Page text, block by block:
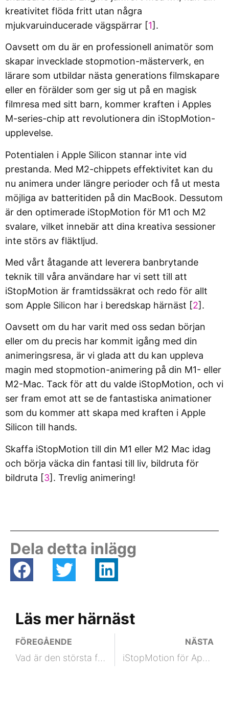
kreativitet flöda fritt utan några
mjukvaruinducerade vägspärrar [1].
Oavsett om du är en professionell animatör som
skapar invecklade stopmotion-mästerverk, en
lärare som utbildar nästa generations filmskapare
eller en förälder som ger sig ut på en magisk
filmresa med sitt barn, kommer kraften i Apples
M-series-chip att revolutionera din iStopMotion-
upplevelse.
Potentialen i Apple Silicon stannar inte vid
prestanda. Med M2-chippets effektivitet kan du
nu animera under längre perioder och få ut mesta
möjliga av batteritiden på din MacBook. Dessutom
är den optimerade iStopMotion för M1 och M2
svalare, vilket innebär att dina kreativa sessioner
inte störs av fläktljud.
Med vårt åtagande att leverera banbrytande
teknik till våra användare har vi sett till att
iStopMotion är framtidssäkrat och redo för allt
som Apple Silicon har i beredskap härnäst [2].
Oavsett om du har varit med oss sedan början
eller om du precis har kommit igång med din
animeringsresa, är vi glada att du kan uppleva
magin med stopmotion-animering på din M1- eller
M2-Mac. Tack för att du valde iStopMotion, och vi
ser fram emot att se de fantastiska animationer
som du kommer att skapa med kraften i Apple
Silicon till hands.
Skaffa iStopMotion till din M1 eller M2 Mac idag
och börja väcka din fantasi till liv, bildruta för
bildruta [3]. Trevlig animering!
Dela detta inlägg
Läs mer härnäst
FÖREGÅENDE
Vad är den största fördelen med iStopMotion?
NÄSTA
iStopMotion för Apple Silicon (M1 & M2) uitgebracht